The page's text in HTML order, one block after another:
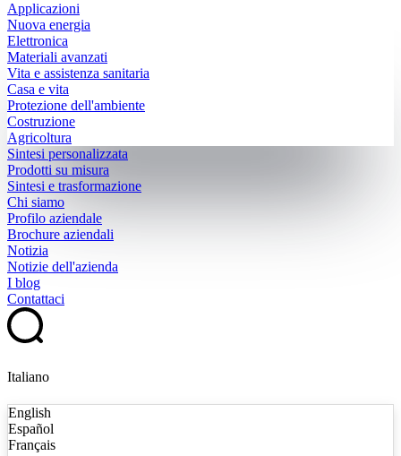
Applicazioni
Nuova energia
Elettronica
Materiali avanzati
Vita e assistenza sanitaria
Casa e vita
Protezione dell'ambiente
Costruzione
Agricoltura
Sintesi personalizzata
Prodotti su misura
Sintesi e trasformazione
Chi siamo
Profilo aziendale
Brochure aziendali
Notizia
Notizie dell'azienda
I blog
Contattaci
Italiano
English
Español
Français